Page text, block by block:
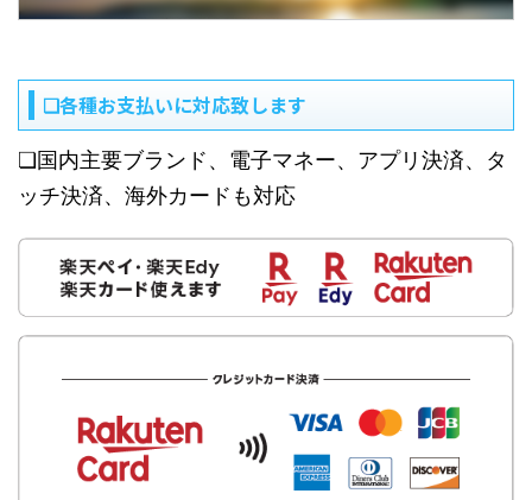
❏各種お支払いに対応致します
❏国内主要ブランド、電子マネー、アプリ決済、タ
ッチ決済、海外カードも対応